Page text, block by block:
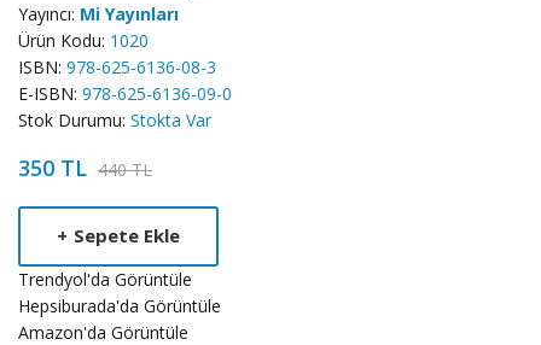
Yayıncı: Mi Yayınları
Ürün Kodu: 1020
ISBN: 978-625-6136-08-3
E-ISBN: 978-625-6136-09-0
Stok Durumu: Stokta Var
350 TL 440 TL
Product
Summery
+ Sepete Ekle
Trendyol'da Görüntüle
Hepsiburada'da Görüntüle
Amazon'da Görüntüle